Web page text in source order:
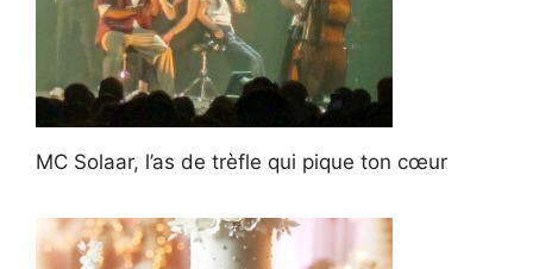
MC Solaar, l’as de trèfle qui pique ton cœur